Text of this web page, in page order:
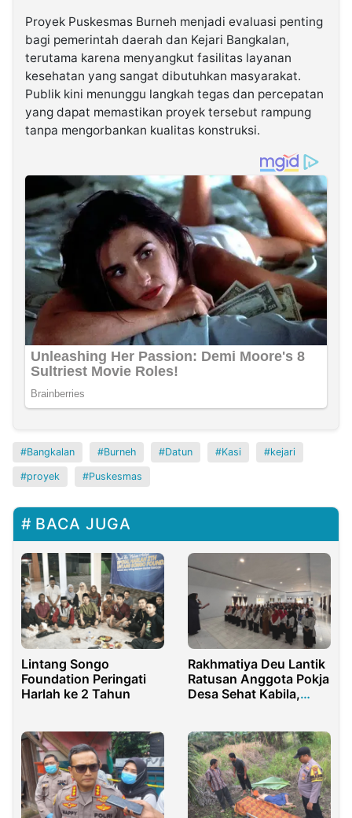
Proyek Puskesmas Burneh menjadi evaluasi penting
bagi pemerintah daerah dan Kejari Bangkalan,
terutama karena menyangkut fasilitas layanan
kesehatan yang sangat dibutuhkan masyarakat.
Publik kini menunggu langkah tegas dan percepatan
yang dapat memastikan proyek tersebut rampung
tanpa mengorbankan kualitas konstruksi.
Bangkalan Burneh Datun Kasi kejari
proyek Puskesmas
BACA JUGA
Lintang Songo
Foundation Peringati
Harlah ke 2 Tahun
Rakhmatiya Deu Lantik
Ratusan Anggota Pokja
Desa Sehat Kabila,